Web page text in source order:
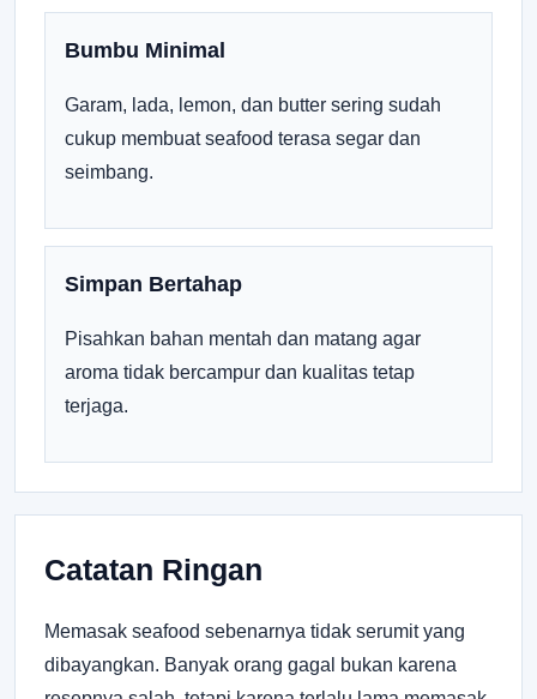
Bumbu Minimal
Garam, lada, lemon, dan butter sering sudah
cukup membuat seafood terasa segar dan
seimbang.
Simpan Bertahap
Pisahkan bahan mentah dan matang agar
aroma tidak bercampur dan kualitas tetap
terjaga.
Catatan Ringan
Memasak seafood sebenarnya tidak serumit yang
dibayangkan. Banyak orang gagal bukan karena